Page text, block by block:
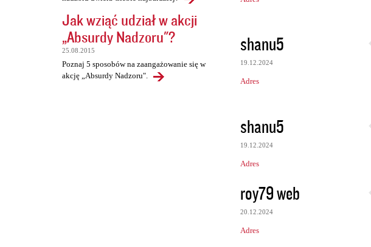
Jak wziąć udział w akcji
„Absurdy Nadzoru"?
25.08.2015
Poznaj 5 sposobów na zaangażowanie się w
akcję „Absurdy Nadzoru".
shanu5
19.12.2024
Adres
shanu5
19.12.2024
Adres
roy79 web
20.12.2024
Adres